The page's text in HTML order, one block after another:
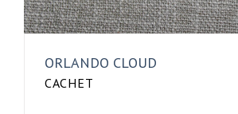
ORLANDO CLOUD
CACHET